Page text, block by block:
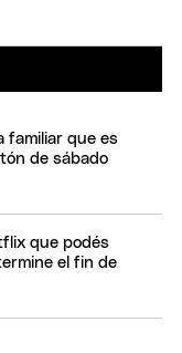
familiar que es
de sábado
que podés
el fin de